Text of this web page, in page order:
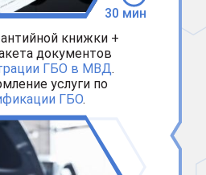
книжки +
документов
ГБО в МВД.
услуги по
ГБО.
30 мин